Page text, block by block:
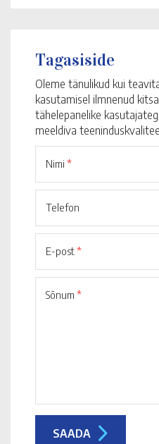
Tagasiside
Oleme tänulikud kui
kasutamisel ilmnenud
tähelepanelike
meeldiva
Nimi *
Telefon
E-post*
Sõnum *